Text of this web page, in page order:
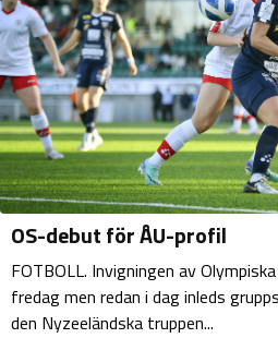
OS-debut för ÅU-profil
FOTBOLL. Invigningen av
fredag men redan i dag inleds
den Nyzeeländska truppen...